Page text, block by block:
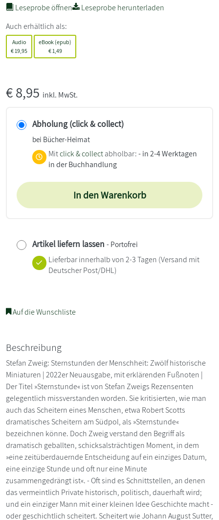
Leseprobe öffnen
Leseprobe herunterladen
Auch erhältlich als:
Audio
€ 19,95
eBook (epub)
€1,49
€8,95 inkl. MwSt.
Abholung (click & collect)
bei Bücher-Heimat
Mitclick & collect abholbar:- in 2-4 Werktagen
in der Buchhandlung
In den Warenkorb
Artikel liefern lassen - Portofrei
Lieferbar innerhalb von 2-3 Tagen (Versand mit
Deutscher Post/DHL)
Auf die Wunschliste
Beschreibung
Stefan Zweig: Sternstunden der Menschheit: Zwölf historische
Miniaturen | 2022er Neuausgabe, mit erklärenden Fußnoten |
Der Titel »Sternstunde« ist von Stefan Zweigs Rezensenten
gelegentlich missverstanden worden. Sie kritisierten, wie man
auch das Scheitern eines Menschen, etwa Robert Scotts
dramatisches Scheitern am Südpol, als »Sternstunde«
bezeichnen könne. Doch Zweig verstand den Begriff als
dramatisch geballten, schicksalsträchtigen Moment, in dem
»eine zeitüberdauernde Entscheidung auf ein einziges Datum,
eine einzige Stunde und oft nur eine Minute
zusammengedrängt ist«. - Oft sind es Schnittstellen, an denen
das vermeintlich Private historisch, politisch, dauerhaft wird;
und ein einziger Mann mit einer kleinen Idee Geschichte macht -
oder geschichtlich scheitert. Scheitert wie Johann August Sutter,